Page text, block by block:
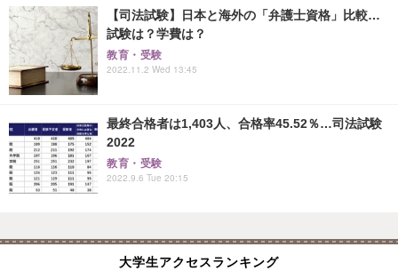
【司法試験】日本と海外の「弁護士資格」比較…
試験は？学費は？
教育・受験
2022.11.2 Wed 13:45
最終合格者は1,403人、合格率45.52％…司法試験
2022
教育・受験
2022.9.6 Tue 20:15
大学生アクセスランキング